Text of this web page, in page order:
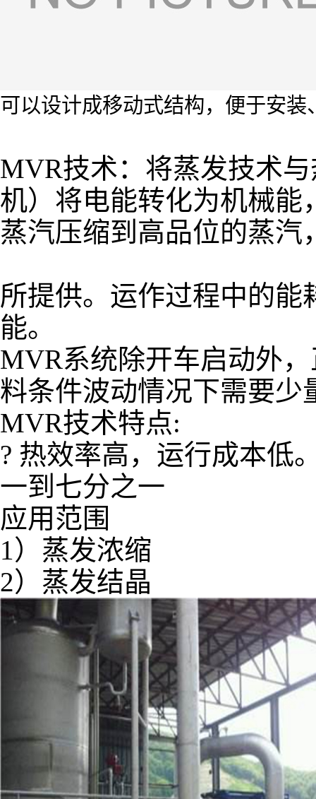
可以设计成移动式结构，便于安装
MVR技术：将蒸发技术
机）将电能转化为机械能
蒸汽压缩到高品位的蒸汽
所提供。运作过程中的
能。
MVR系统除开车启动外
料条件波动情况下需要少
MVR技术特点:
? 热效率高，运行成本低
一到七分之一
应用范围
1）蒸发浓缩
2）蒸发结晶